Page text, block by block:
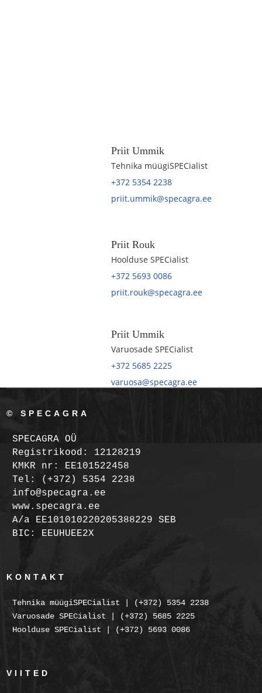
Priit Ummik
Tehnika müügiSPECialist
+372 5354 2238
priit.ummik@specagra.ee
Priit Rouk
Hoolduse SPECialist
+372 5693 0086
priit.rouk@specagra.ee
Priit Ummik
Varuosade SPECialist
+372 5685 2225
varuosa@specagra.ee
© SPECAGRA
SPECAGRA OÜ
Registrikood: 12128219
KMKR nr: EE101522458
Tel: (+372) 5354 2238
info@specagra.ee
www.specagra.ee
A/a EE101010220205388229 SEB
BIC: EEUHUEE2X
KONTAKT
Tehnika müügiSPECialist | (+372) 5354 2238
Varuosade SPECialist | (+372) 5685 2225
Hoolduse SPECialist | (+372) 5693 0086
VIITED